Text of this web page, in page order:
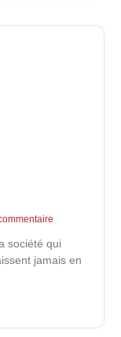
société qui
jamais en